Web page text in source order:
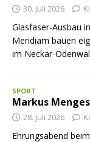
30. Juli 2026
Glasfaser-Ausbau
Meridiam bauen
im Neckar-
SPORT
Markus
28. Juli 2026
Ehrungsabend